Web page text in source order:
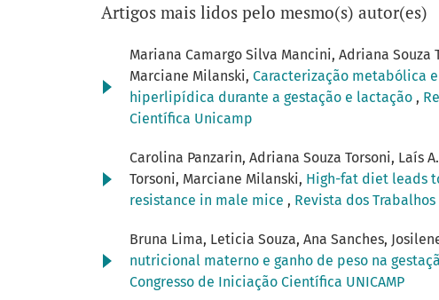
Artigos mais lidos pelo mesmo(s) autor(es)
Mariana Camargo Silva Mancini, Adriana
Marciane Milanski, Caracterização metabólica
hiperlipídica durante a gestação e lactação ,
Científica Unicamp
Carolina Panzarin, Adriana Souza Torsoni, Laís
Torsoni, Marciane Milanski, High-fat diet leads
resistance in male mice , Revista dos
Bruna Lima, Leticia Souza, Ana Sanches,
nutricional materno e ganho de peso na
Congresso de Iniciação Científica UNICAMP